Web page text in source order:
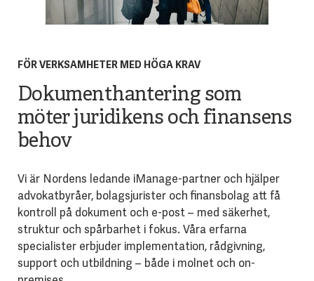
FÖR VERKSAMHETER MED HÖGA KRAV
Dokumenthantering som
möter juridikens och finansens
behov
Vi är Nordens ledande iManage-partner och hjälper
advokatbyråer, bolagsjurister och finansbolag att få
kontroll på dokument och e-post – med säkerhet,
struktur och spårbarhet i fokus. Våra erfarna
specialister erbjuder implementation, rådgivning,
support och utbildning – både i molnet och on-